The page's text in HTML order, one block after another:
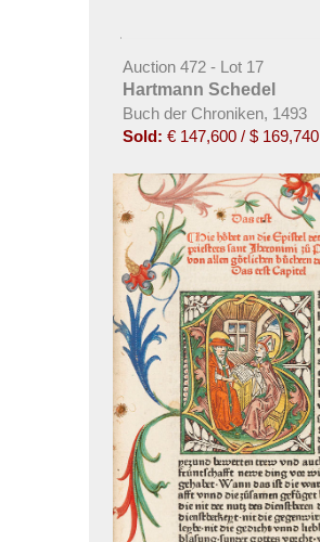
Auction 472 - Lot 17
Hartmann Schedel
Buch der Chroniken, 1493
Sold: € 147,600 / $ 169,740